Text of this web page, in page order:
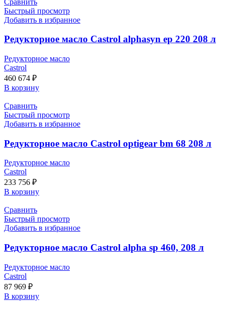
Быстрый просмотр
Добавить в избранное
Редукторное масло Castrol alphasyn ep 220 208 л
Редукторное масло
Castrol
460 674 ₽
В корзину
Сравнить
Быстрый просмотр
Добавить в избранное
Редукторное масло Castrol optigear bm 68 208 л
Редукторное масло
Castrol
233 756 ₽
В корзину
Сравнить
Быстрый просмотр
Добавить в избранное
Редукторное масло Castrol alpha sp 460, 208 л
Редукторное масло
Castrol
87 969 ₽
В корзину